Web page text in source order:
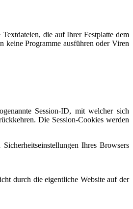
die auf Ihrer Festplatte dem
keine Programme ausführen oder Viren
Session-ID, mit welcher sich
Die Session-Cookies werden
Ihres Browsers
durch die eigentliche Website auf der